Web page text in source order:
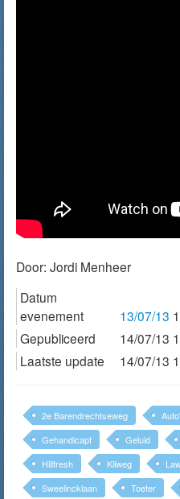
Door: Jordi Menheer
Datum
evenement
13/07/13
Gepubliceerd
14/07/13
Laatste update
14/07/13
2e Barendrechtseweg
Gehandicapt
Geluid
Hillfresh
Kilweg
Sweelincklaan
Toeter